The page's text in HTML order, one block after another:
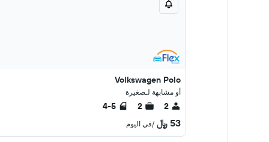
Volkswagen Polo
أو مشابهة لـصغيرة
2
2
4-5
53 ﷼ /في اليوم